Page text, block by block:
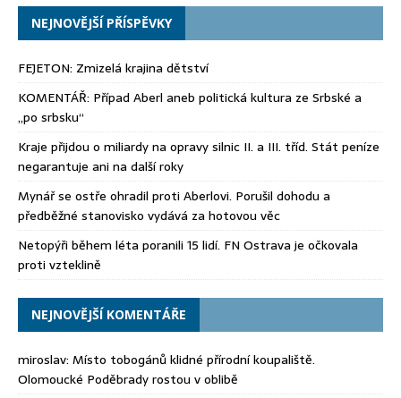
NEJNOVĚJŠÍ PŘÍSPĚVKY
FEJETON: Zmizelá krajina dětství
KOMENTÁŘ: Případ Aberl aneb politická kultura ze Srbské a
„po srbsku“
Kraje přijdou o miliardy na opravy silnic II. a III. tříd. Stát peníze
negarantuje ani na další roky
Mynář se ostře ohradil proti Aberlovi. Porušil dohodu a
předběžné stanovisko vydává za hotovou věc
Netopýři během léta poranili 15 lidí. FN Ostrava je očkovala
proti vzteklině
NEJNOVĚJŠÍ KOMENTÁŘE
miroslav: Místo tobogánů klidné přírodní koupaliště.
Olomoucké Poděbrady rostou v oblibě